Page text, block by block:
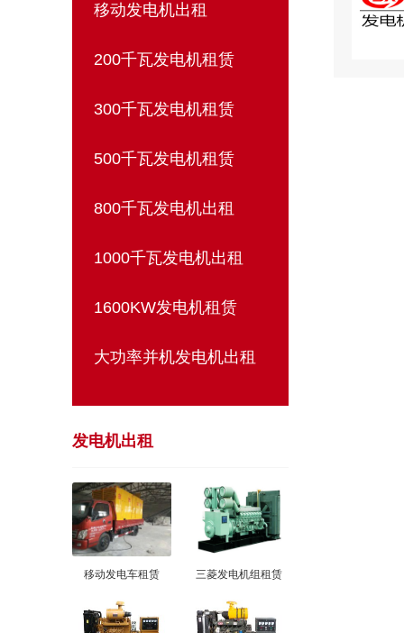
移动发电机出租
200千瓦发电机租赁
300千瓦发电机租赁
500千瓦发电机租赁
800千瓦发电机出租
1000千瓦发电机出租
1600KW发电机租赁
大功率并机发电机出租
发电机出租
移动发电车租赁 三菱发电机组租赁